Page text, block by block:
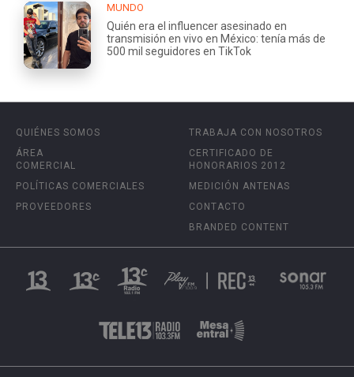
MUNDO
Quién era el influencer asesinado en
transmisión en vivo en México: tenía más de
500 mil seguidores en TikTok
QUIÉNES SOMOS
ÁREA
COMERCIAL
POLÍTICAS COMERCIALES
PROVEEDORES
TRABAJA CON NOSOTROS
CERTIFICADO DE
HONORARIOS 2012
MEDICIÓN ANTENAS
CONTACTO
BRANDED CONTENT